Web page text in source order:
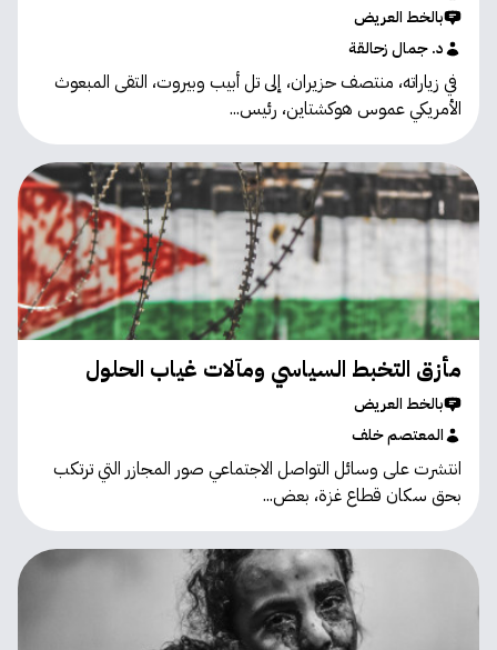
بالخط العريض
د. جمال زحالقة
في زياراته، منتصف حزيران، إلى تل أبيب وبيروت، التقى المبعوث
الأمريكي عموس هوكشتاين، رئيس...
مأزق التخبط السياسي ومآلات غياب الحلول
بالخط العريض
المعتصم خلف
انتشرت على وسائل التواصل الاجتماعي صور المجازر التي ترتكب
بحق سكان قطاع غزة، بعض...